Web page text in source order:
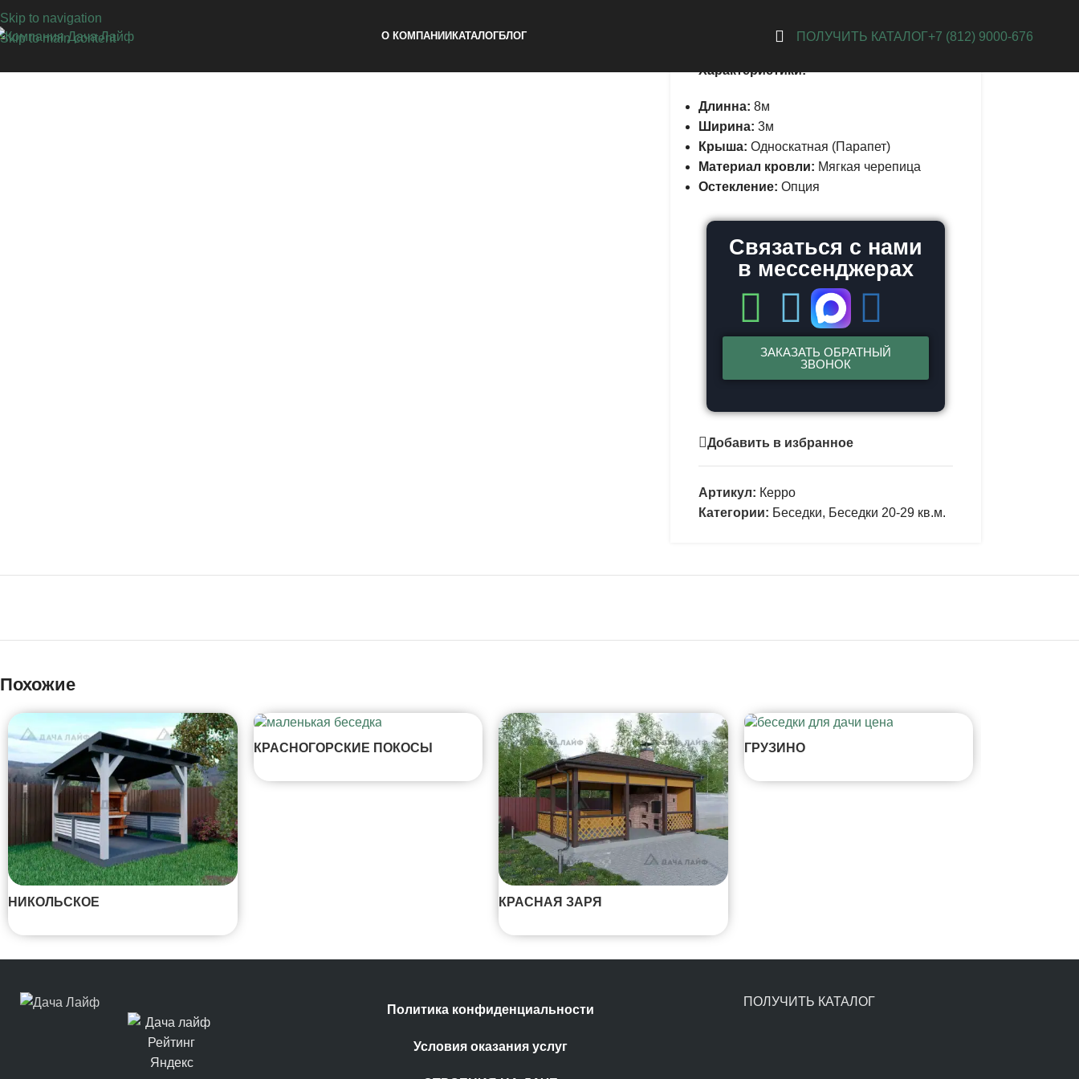
Skip to navigation
Skip to main content
О КОМПАНИИ КАТАЛОГБЛОГ ПОЛУЧИТЬ КАТАЛОГ+7 (812) 9000-676
Характеристики:
Длинна: 8м
Ширина: 3м
Крыша: Односкатная (Парапет)
Материал кровли: Мягкая черепица
Остекление: Опция
Связаться с нами
в мессенджерах
ЗАКАЗАТЬ ОБРАТНЫЙ
ЗВОНОК
Добавить в избранное
Артикул: Керро
Категории: Беседки, Беседки 20-29 кв.м.
Похожие
НИКОЛЬСКОЕ
КРАСНОГОРСКИЕ ПОКОСЫ
КРАСНАЯ ЗАРЯ
ГРУЗИНО
Политика конфиденциальности
Условия оказания услуг
ПОЛУЧИТЬ КАТАЛОГ